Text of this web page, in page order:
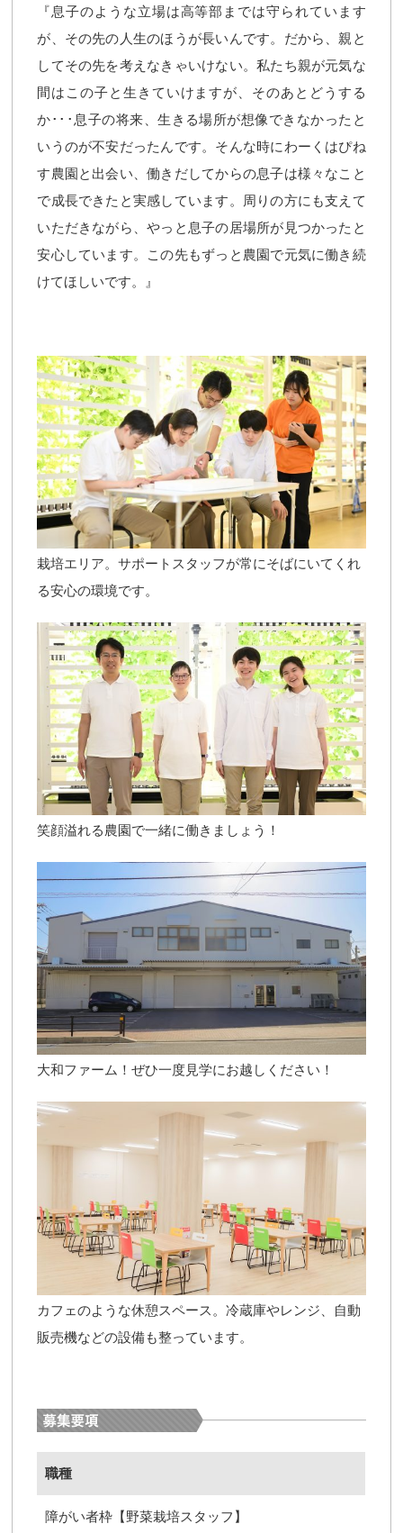
『息子のような立場は高等部までは守られています
が、その先の人生のほうが長いんです。だから、親と
してその先を考えなきゃいけない。私たち親が元気な
間はこの子と生きていけますが、そのあとどうする
か･･･息子の将来、生きる場所が想像できなかったと
いうのが不安だったんです。そんな時にわーくはぴね
す農園と出会い、働きだしてからの息子は様々なこと
で成長できたと実感しています。周りの方にも支えて
いただきながら、やっと息子の居場所が見つかったと
安心しています。この先もずっと農園で元気に働き続
けてほしいです。』
栽培エリア。サポートスタッフが常にそばにいてくれ
る安心の環境です。
笑顔溢れる農園で一緒に働きましょう！
大和ファーム！ぜひ一度見学にお越しください！
カフェのような休憩スペース。冷蔵庫やレンジ、自動
販売機などの設備も整っています。
職種
障がい者枠【野菜栽培スタッフ】